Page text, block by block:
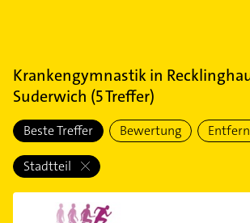
Krankengymnastikin
Suderwich (5Treffer)
Beste Treffer Bewertung
Stadtteil